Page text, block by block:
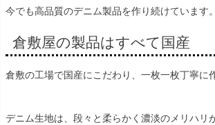
今でも高品質のデニム製品を作り続けています。
倉敷屋の製品はすべて国産
倉敷の工場で国産にこだわり、一枚一枚丁寧に
デニム生地は、段々と柔らかく濃淡のメリハリ